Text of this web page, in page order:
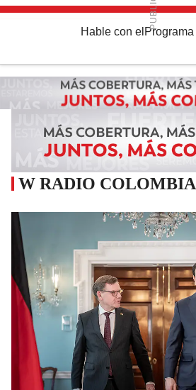
Hable con el Programa
W RADIO COLOMBIA